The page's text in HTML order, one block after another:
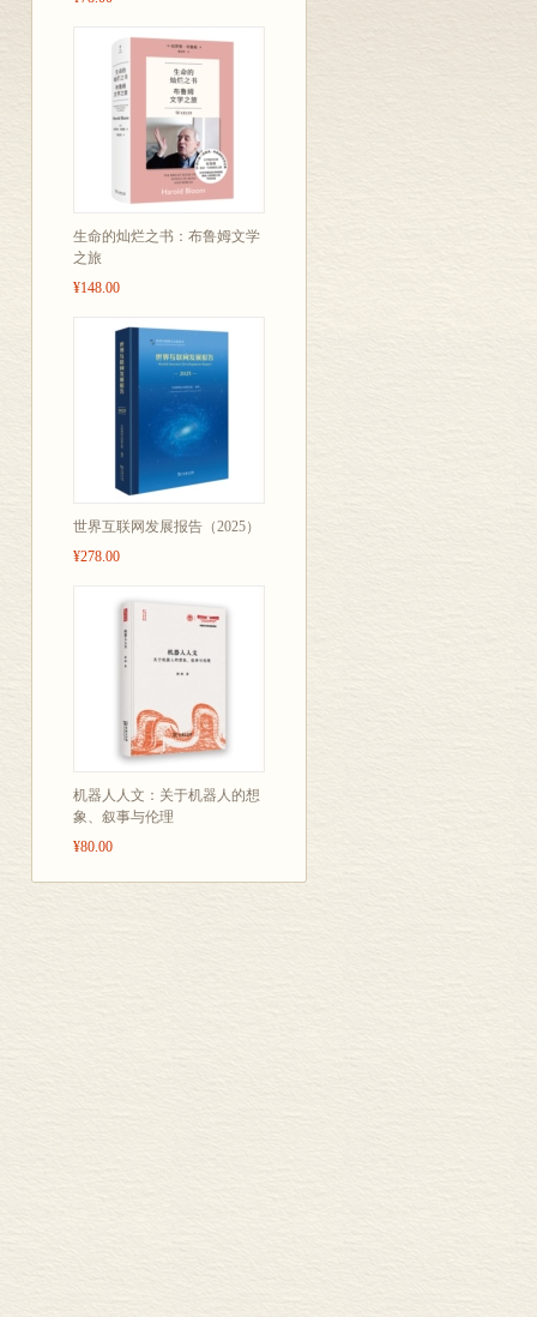
生命的灿烂之书：布鲁姆文学
之旅
¥148.00
世界互联网发展报告（2025）
¥278.00
机器人人文：关于机器人的想
象、叙事与伦理
¥80.00